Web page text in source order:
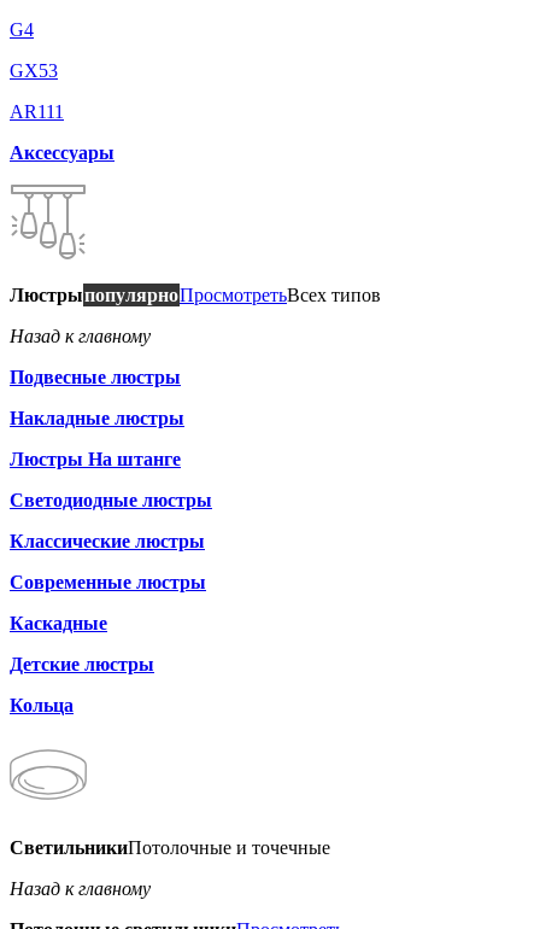
G4
GX53
AR111
Аксессуары
ЛюстрыпопулярноПросмотретьВсех типов
Назад к главному
Подвесные люстры
Накладные люстры
Люстры На штанге
Светодиодные люстры
Классические люстры
Современные люстры
Каскадные
Детские люстры
Кольца
СветильникиПотолочные и точечные
Назад к главному